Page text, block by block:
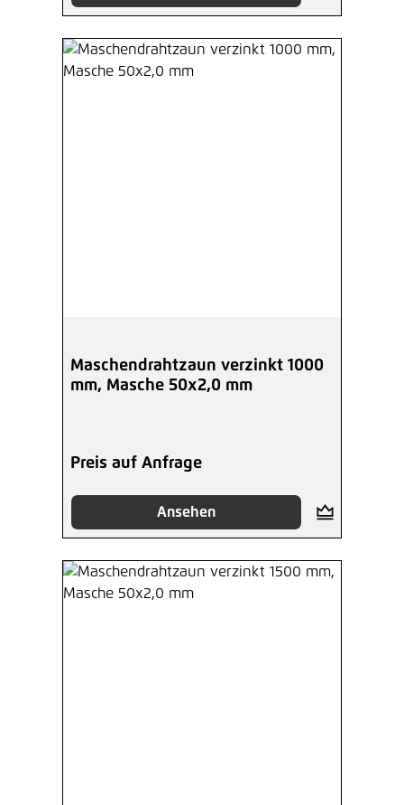
Maschendrahtzaun verzinkt 1000
mm, Masche 50x2,0 mm
Preis auf Anfrage
Ansehen